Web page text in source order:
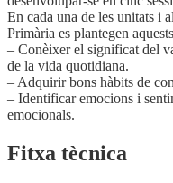
En cada una de les unitats i
Primària es plantegen
– Conèixer el significat del
de la vida quotidiana.
– Adquirir bons hàbits de
– Identificar emocions i
emocionals.
Fitxa tècnica